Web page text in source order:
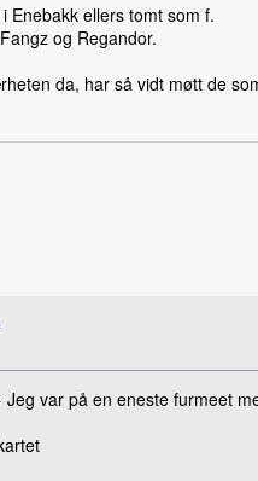
Enebakk ellers tomt som f.
og Regandor.
da, har så vidt møtt de
var på en eneste furmeet